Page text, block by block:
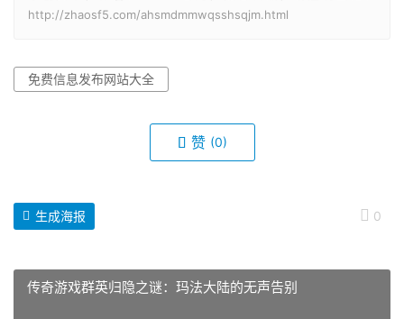
http://zhaosf5.com/ahsmdmmwqsshsqjm.html
免费信息发布网站大全
赞 (0)
0
生成海报
传奇游戏群英归隐之谜：玛法大陆的无声告别